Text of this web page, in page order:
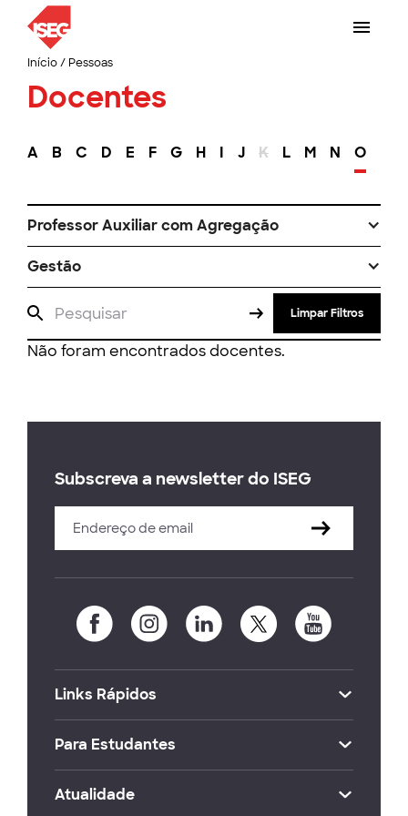
Início/ Pessoas
Docentes
A B C D E F G H I J K L M N O
Professor Auxiliar com Agregação
Gestão
Limpar Filtros
Não foram encontrados docentes.
Subscreva a newsletter do ISEG
Links Rápidos
Para Estudantes
Atualidade